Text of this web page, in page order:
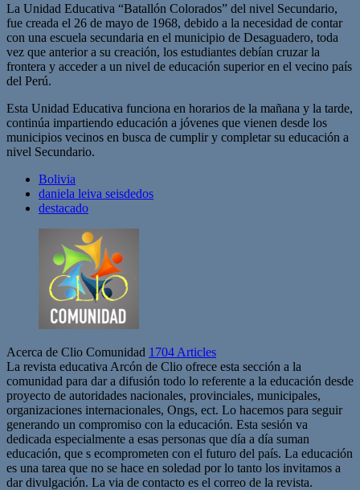
La Unidad Educativa “Batallón Colorados” del nivel Secundario,
fue creada el 26 de mayo de 1968, debido a la necesidad de contar
con una escuela secundaria en el municipio de Desaguadero, toda
vez que anterior a su creación, los estudiantes debían cruzar la
frontera y acceder a un nivel de educación superior en el vecino país
del Perú.
Esta Unidad Educativa funciona en horarios de la mañana y la tarde,
continúa impartiendo educación a jóvenes que vienen desde los
municipios vecinos en busca de cumplir y completar su educación a
nivel Secundario.
Bolivia
daniela leiva seisdedos
destacado
Acerca de Clio Comunidad 1704 Articles
La revista educativa Arcón de Clio ofrece esta sección a la
comunidad para dar a difusión todo lo referente a la educación desde
proyecto de autoridades nacionales, provinciales, municipales,
organizaciones internacionales, Ongs, ect. Lo hacemos para seguir
generando un compromiso con la educación. Esta sesión va
dedicada especialmente a esas personas que día a día suman
educación, que s ecomprometen con el futuro del país. La educación
es una tarea que no se hace en soledad por lo tanto los invitamos a
dar divulgación. La via de contacto es el correo de la revista.